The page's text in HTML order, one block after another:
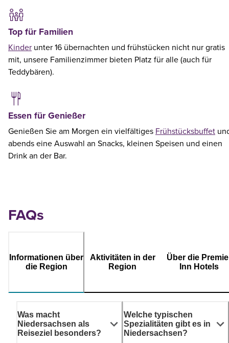
Top für Familien
Kinder unter 16 übernachten und frühstücken nicht nur gratis
mit, unsere Familienzimmer bieten Platz für alle (auch für
Teddybären).
Essen für Genießer
Genießen Sie am Morgen ein vielfältiges Frühstücksbuffet
abends eine Auswahl an Snacks, kleinen Speisen und einen
Drink an der Bar.
FAQs
Informationen über
die Region
Aktivitäten in der
Region
Über die
Inn Hotels
Was macht
Niedersachsen als
Reiseziel besonders?
Welche typischen
Spezialitäten gibt es in
Niedersachsen?